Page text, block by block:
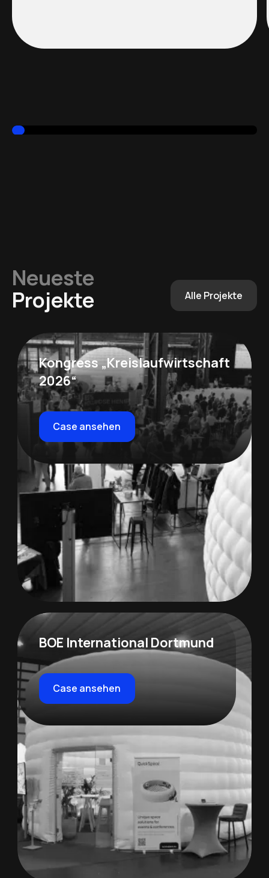
Neueste
Projekte
Alle Projekte
Kongress „Kreislaufwirtschaft
2026“
Case ansehen
BOE International Dortmund
Case ansehen